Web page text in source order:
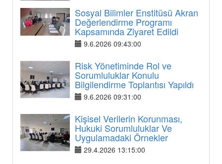
Sosyal Bilimler Enstitüsü Akran
Değerlendirme Programı
Kapsamında Ziyaret Edildi
9.6.2026 09:43:00
Risk Yönetiminde Rol ve
Sorumluluklar Konulu
Bilgilendirme Toplantısı Yapıldı
9.6.2026 09:31:00
Kişisel Verilerin Korunması,
Hukuki Sorumluluklar Ve
Uygulamadaki Örnekler
29.4.2026 13:15:00